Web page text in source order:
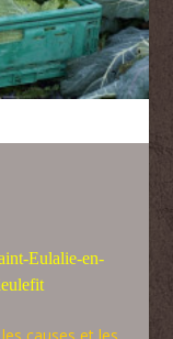
Eulalie-en-